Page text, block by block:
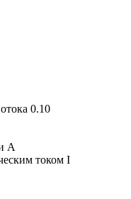
0.10
A
током I